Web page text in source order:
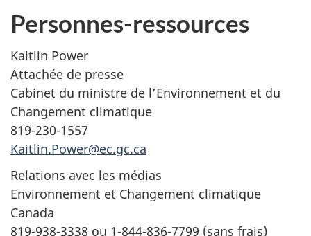
Personnes-ressources
Kaitlin Power
Attachée de presse
Cabinet du ministre de l’Environnement et du
Changement climatique
819-230-1557
Kaitlin.Power@ec.gc.ca
Relations avec les médias
Environnement et Changement climatique
Canada
819-938-3338 ou 1-844-836-7799 (sans frais)